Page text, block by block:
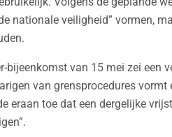
nationale veiligheid” vormen,
bijeenkomst van 15 mei zei een
van grensprocedures
eraan toe dat een dergelijke